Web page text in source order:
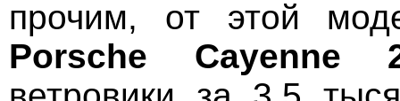
прочим, от этой
Porsche Cayenne